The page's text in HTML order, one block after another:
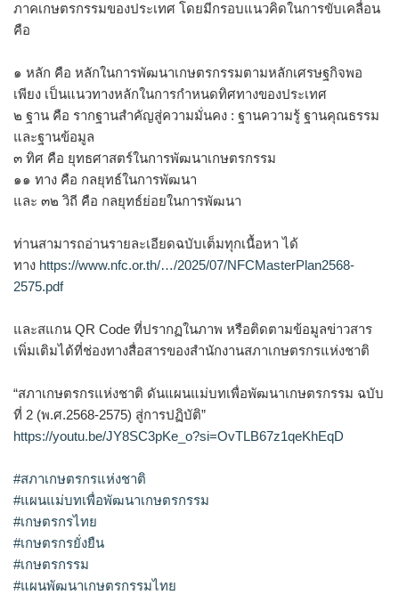
ภาคเกษตรกรรมของประเทศ โดยมีกรอบแนวคิดในการขับเคลื่อน
คือ
๑ หลัก คือ หลักในการพัฒนาเกษตรกรรมตามหลักเศรษฐกิจพอ
เพียง เป็นแนวทางหลักในการกำหนดทิศทางของประเทศ
๒ ฐาน คือ รากฐานสำคัญสู่ความมั่นคง : ฐานความรู้ ฐานคุณธรรม
และฐานข้อมูล
๓ ทิศ คือ ยุทธศาสตร์ในการพัฒนาเกษตรกรรม
๑๑ ทาง คือ กลยุทธ์ในการพัฒนา
และ ๓๒ วิถี คือ กลยุทธ์ย่อยในการพัฒนา
ท่านสามารถอ่านรายละเอียดฉบับเต็มทุกเนื้อหา ได้
ทาง https://www.nfc.or.th/…/2025/07/NFCMasterPlan2568-
2575.pdf
และสแกน QR Code ที่ปรากฏในภาพ หรือติดตามข้อมูลข่าวสาร
เพิ่มเติมได้ที่ช่องทางสื่อสารของสำนักงานสภาเกษตรกรแห่งชาติ
“สภาเกษตรกรแห่งชาติ ดันแผนแม่บทเพื่อพัฒนาเกษตรกรรม ฉบับ
ที่ 2 (พ.ศ.2568-2575) สู่การปฏิบัติ”
https://youtu.be/JY8SC3pKe_o?si=OvTLB67z1qeKhEqD
#สภาเกษตรกรแห่งชาติ
#แผนแม่บทเพื่อพัฒนาเกษตรกรรม
#เกษตรกรไทย
#เกษตรกรยั่งยืน
#เกษตรกรรม
#แผนพัฒนาเกษตรกรรมไทย